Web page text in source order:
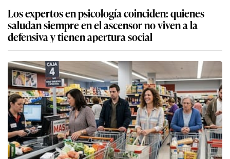
Los expertos en psicología coinciden: quienes
saludan siempre en el ascensor no viven a la
defensiva y tienen apertura social